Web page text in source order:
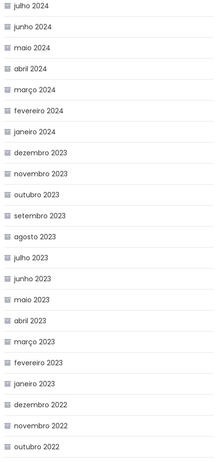
julho 2024
junho 2024
maio 2024
abril 2024
março 2024
fevereiro 2024
janeiro 2024
dezembro 2023
novembro 2023
outubro 2023
setembro 2023
agosto 2023
julho 2023
junho 2023
maio 2023
abril 2023
março 2023
fevereiro 2023
janeiro 2023
dezembro 2022
novembro 2022
outubro 2022